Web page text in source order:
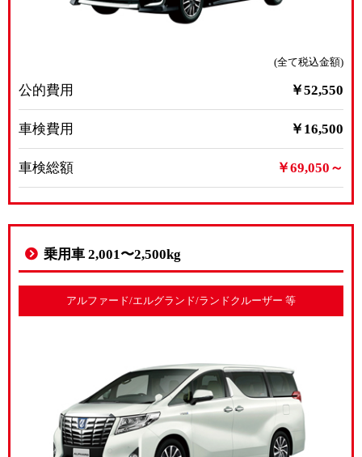
(全て税込金額)
公的費用 ￥52,550
車検費用 ￥16,500
車検総額 ￥69,050～
乗用車 2,001〜2,500kg
アルファード/エルグランド/ランドクルーザー 等